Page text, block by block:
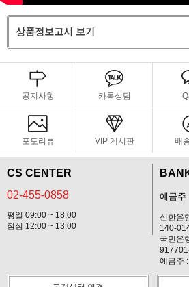
상품정보고시 보기
공지사항 카톡상담
포토리뷰 VIP 게시판 배
CS CENTER
02-455-0858
평일 09:00 ~ 18:00
점심 12:00 ~ 13:00
예금주
신한은
140-
국민은
예금주